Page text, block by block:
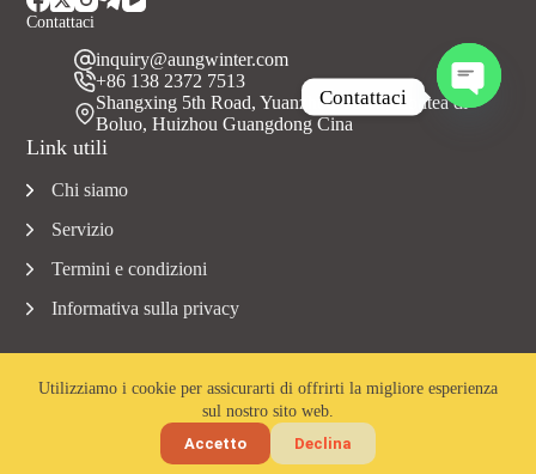
Utilizziamo i cookie per assicurarti di offrirti la migliore esperienza
sul nostro sito web.
Accetto
Declina
Contattaci
inquiry@aungwinter.com
+86 138 2372 7513
Shangxing 5th Road, Yuanzhou Town, Contea di
Boluo, Huizhou Guangdong Cina
Link utili
Chi siamo
Servizio
Termini e condizioni
Informativa sulla privacy
Copyright © 2023 Aungwinter tutti i diritti riservati.
Contattaci